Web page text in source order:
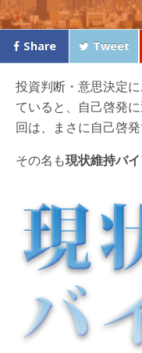
Share Tweet
投資判断・意思決定
ていると、自己啓発
回は、まさに自己啓
その名も現状維持バ